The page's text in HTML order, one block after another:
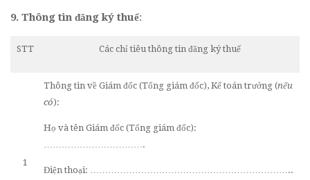
9. Thông tin đăng ký thuế:
STT Các chỉ tiêu thông tin đăng ký thuế
1
Thông tin về Giám đốc (Tổng giám đốc), Kế toán trưởng (nếu
có):
Họ và tên Giám đốc (Tổng giám đốc):
…………………………….
Điện thoại: …………………………………………………………..